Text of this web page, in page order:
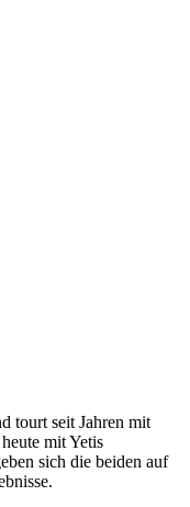
tourt seit Jahren mit
mit Yetis
sich die beiden auf